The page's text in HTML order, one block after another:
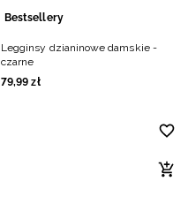
Bestsellery
Legginsy dzianinowe damskie -
czarne
79,99 zł